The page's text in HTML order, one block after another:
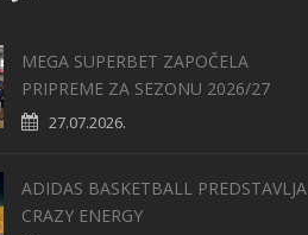
MEGA SUPERBET ZAPOČELA
PRIPREME ZA SEZONU 2026/27
27.07.2026.
ADIDAS BASKETBALL PREDSTAVLJA
CRAZY ENERGY